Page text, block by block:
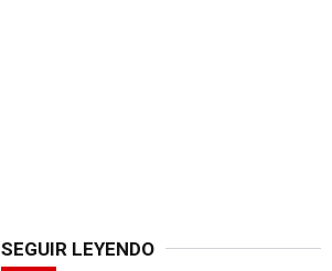
SEGUIR LEYENDO